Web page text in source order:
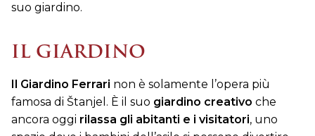
suo giardino.
IL GIARDINO
Il Giardino Ferrari non è solamente l’opera più
famosa di Štanjel. È il suo giardino creativo che
ancora oggi rilassa gli abitanti e i visitatori, uno